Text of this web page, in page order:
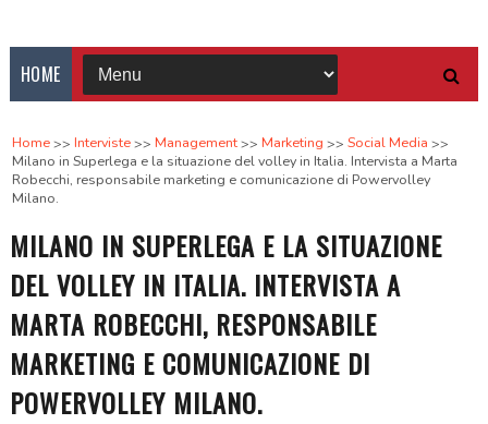
HOME
Home Interviste Management Marketing
Social Media
Milano in Superlega e la situazione del volley in Italia. Intervista a Marta
Robecchi, responsabile marketing e comunicazione di Powervolley
Milano.
MILANO IN SUPERLEGA E LA SITUAZIONE
DEL VOLLEY IN ITALIA. INTERVISTA A
MARTA ROBECCHI, RESPONSABILE
MARKETING E COMUNICAZIONE DI
POWERVOLLEY MILANO.